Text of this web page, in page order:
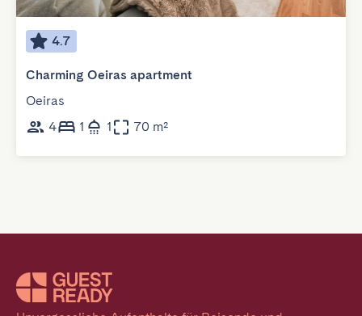
4.7
Charming Oeiras apartment
Oeiras
4
1 1 70 m²